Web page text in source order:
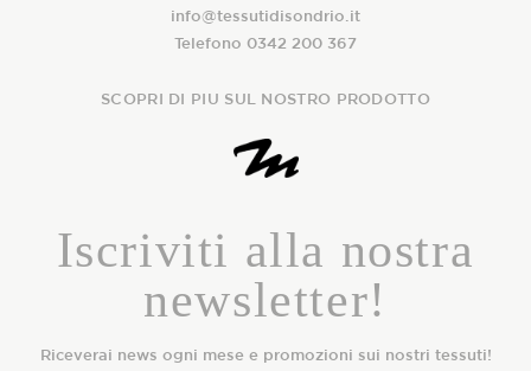
info@tessutidisondrio.it
Telefono 0342 200 367
SCOPRI DI PIU SUL NOSTRO PRODOTTO
Iscriviti alla nostra
newsletter!
Riceverai news ogni mese e promozioni sui nostri tessuti!